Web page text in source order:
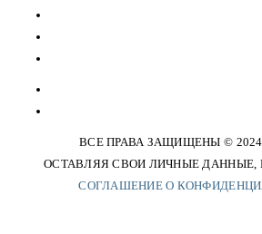
ВСЕ ПРАВА ЗАЩИЩЕНЫ © 2024
ОСТАВЛЯЯ СВОИ ЛИЧНЫЕ ДАННЫЕ,
СОГЛАШЕНИЕ О